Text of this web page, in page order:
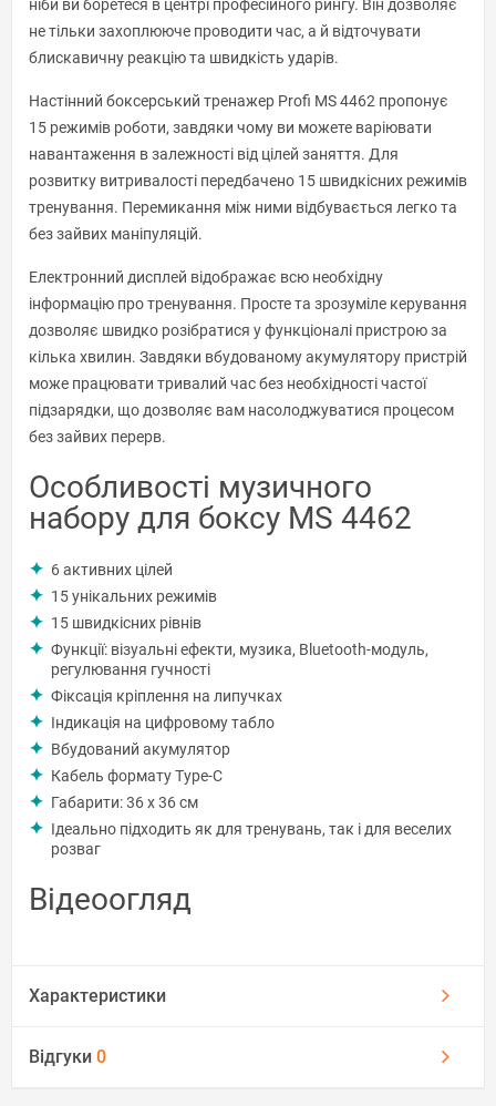
ніби ви боретеся в центрі професійного рингу. Він дозволяє
не тільки захоплююче проводити час, а й відточувати
блискавичну реакцію та швидкість ударів.
Настінний боксерський тренажер Profi MS 4462 пропонує
15 режимів роботи, завдяки чому ви можете варіювати
навантаження в залежності від цілей заняття. Для
розвитку витривалості передбачено 15 швидкісних режимів
тренування. Перемикання між ними відбувається легко та
без зайвих маніпуляцій.
Електронний дисплей відображає всю необхідну
інформацію про тренування. Просте та зрозуміле керування
дозволяє швидко розібратися у функціоналі пристрою за
кілька хвилин. Завдяки вбудованому акумулятору пристрій
може працювати тривалий час без необхідності частої
підзарядки, що дозволяє вам насолоджуватися процесом
без зайвих перерв.
Особливості музичного
набору для боксу MS 4462
6 активних цілей
15 унікальних режимів
15 швидкісних рівнів
Функції: візуальні ефекти, музика, Bluetooth-модуль,
регулювання гучності
Фіксація кріплення на липучках
Індикація на цифровому табло
Вбудований акумулятор
Кабель формату Type-C
Габарити: 36 х 36 см
Ідеально підходить як для тренувань, так і для веселих
розваг
Відеоогляд
Характеристики
Відгуки 0